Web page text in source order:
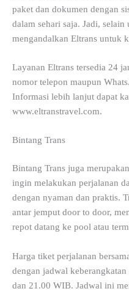
paket dan dokumen dengan
dalam sehari saja. Jadi,
mengandalkan Eltrans untuk
Layanan Eltrans tersedia 24
nomor telepon maupun
Informasi lebih lanjut dapat
www.eltranstravel.com.
Bintang Trans
Bintang Trans juga
ingin melakukan perjalanan
dengan nyaman dan praktis.
antar jemput door to door,
repot datang ke pool atau
Harga tiket perjalanan
dengan jadwal
dan 21.00 WIB. Jadwal ini